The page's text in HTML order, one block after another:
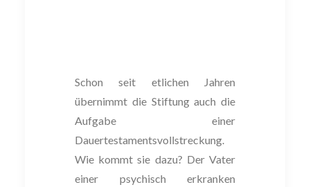
Schon seit etlichen Jahren
übernimmt die Stiftungauch die
Aufgabe einer
Dauertestamentsvollstreckung.
Wie kommt sie dazu? Der Vater
einer psychisch erkranken